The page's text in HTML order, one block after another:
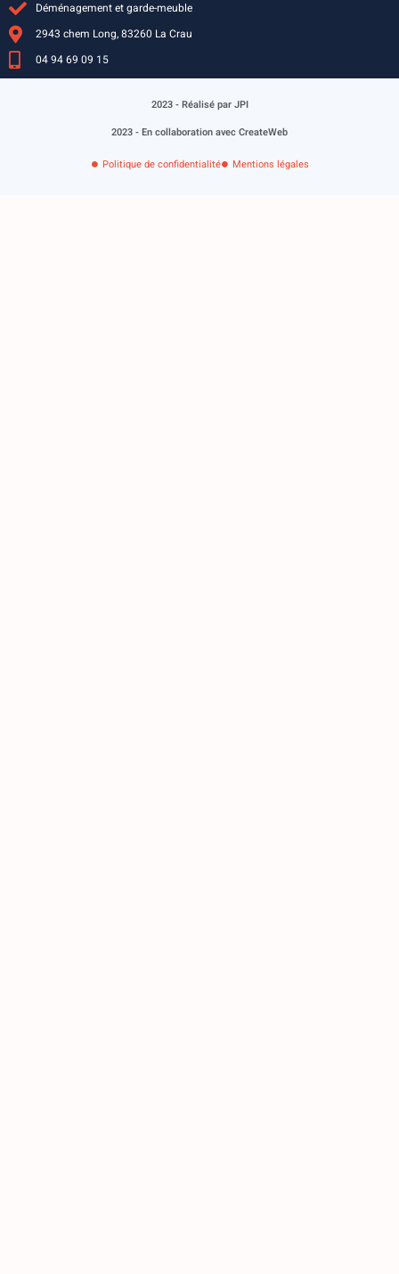
Déménagement et garde-meuble
2943 chem Long, 83260 La Crau
04 94 69 09 15
2023 - Réalisé par JPI
2023 - En collaboration avec CreateWeb
Politique de confidentialité Mentions légales